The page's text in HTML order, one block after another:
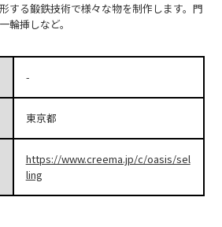
する鍛鉄技術で様々な物を制作します。門
輪挿しなど。
-
東京都
https://www.creema.jp/c/oasis/sel
ling